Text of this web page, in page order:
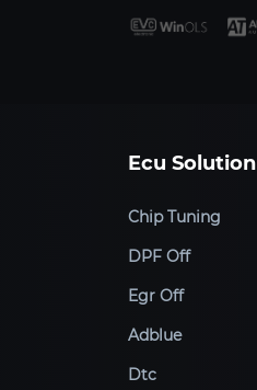
Ecu Solution
Chip Tuning
DPF Off
Egr Off
Adblue
Dtc